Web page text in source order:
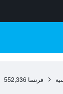
فرنسا 552,336